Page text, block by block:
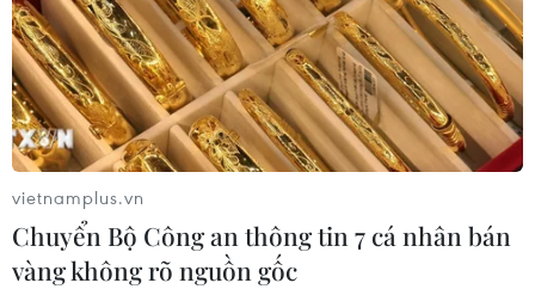
vietnamplus.vn
Chuyển Bộ Công an thông tin 7 cá nhân bán
vàng không rõ nguồn gốc